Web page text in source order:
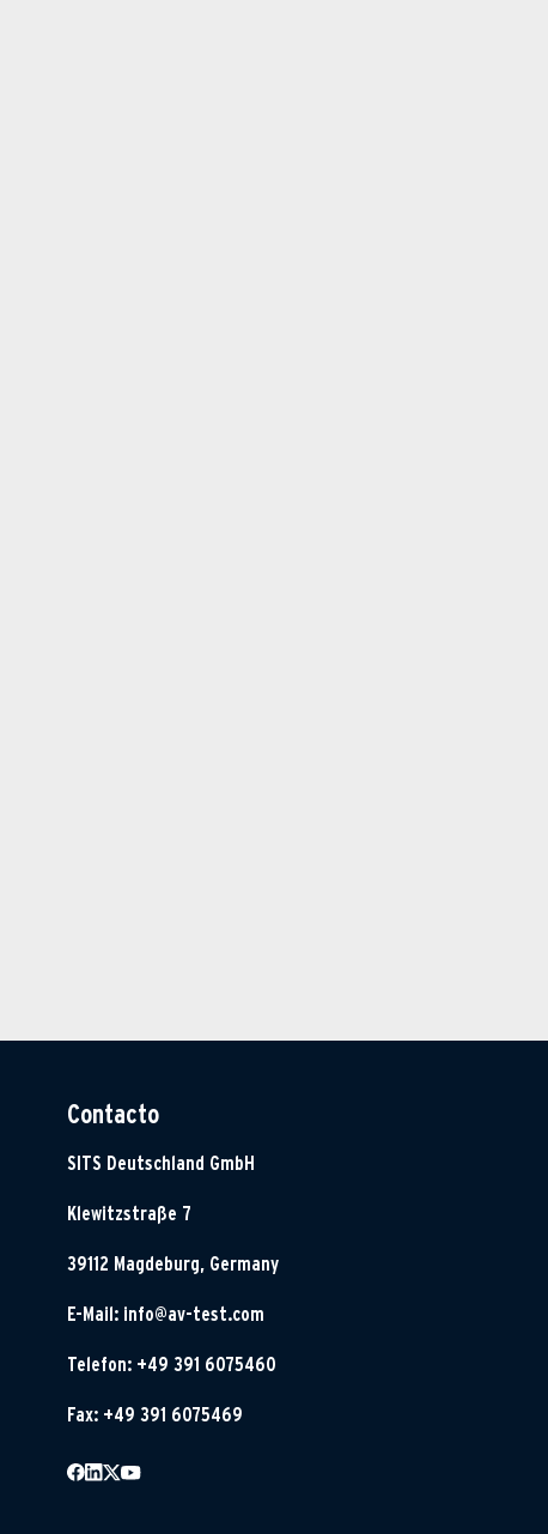
Contacto
SITS Deutschland GmbH
Klewitzstraße 7
39112 Magdeburg, Germany
E-Mail: info@av-test.com
Telefon: +49 391 6075460
Fax: +49 391 6075469